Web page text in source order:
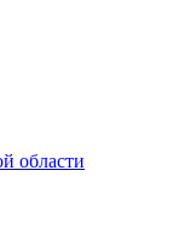
области